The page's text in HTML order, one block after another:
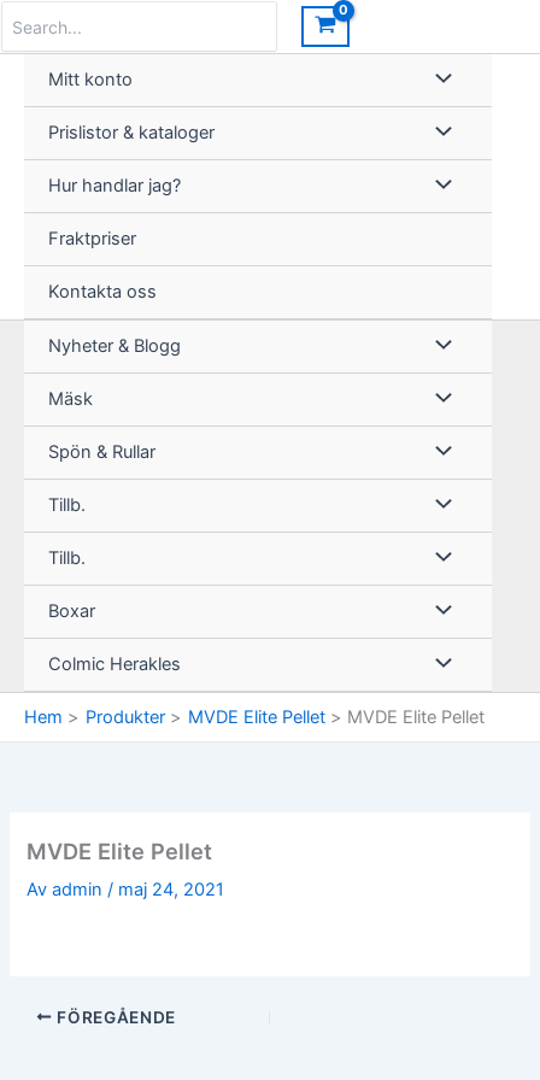
innehåll
for:
Mitt konto
Prislistor & kataloger
Hur handlar jag?
Fraktpriser
Kontakta oss
Nyheter & Blogg
Mäsk
Spön & Rullar
Tillb.
Tillb.
Boxar
Colmic Herakles
Hem Produkter MVDE Elite Pellet MVDE Elite Pellet
MVDE Elite Pellet
Avadmin/ maj 24, 2021
FÖREGÅENDE